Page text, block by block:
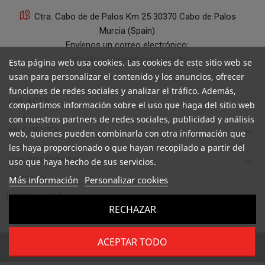
Ctra. Cabo de de Palos Km 25 30370 Cabo de Palos
Murcia (Spain)
Envíenos un correo electrónico:
info@yourspanishcorner.com
+34 647 29 98 21 de 9 a 14:30
ENLACES keyboard_arrow_down
MI CUENTA keyboard_arrow_down
VALORACIONES
INFORMACIÓN 
Esta página web usa cookies. Las cookies de este sitio web se
usan para personalizar el contenido y los anuncios, ofrecer
funciones de redes sociales y analizar el tráfico. Además,
compartimos información sobre el uso que haga del sitio web
con nuestros partners de redes sociales, publicidad y análisis
web, quienes pueden combinarla con otra información que
les haya proporcionado o que hayan recopilado a partir del
uso que haya hecho de sus servicios.
Más información Personalizar cookies
RECHAZAR
ACEPTAR TODO
Your Spanish Corner. Todos los derechos reservados